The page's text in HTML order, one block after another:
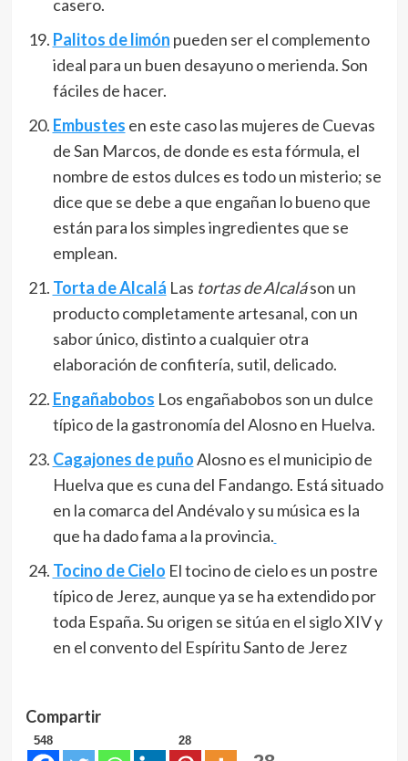
casero.
Palitos de limón pueden ser el complemento
ideal para un buen desayuno o merienda. Son
fáciles de hacer.
Embustes en este caso las mujeres de Cuevas
de San Marcos, de donde es esta fórmula, el
nombre de estos dulces es todo un misterio; se
dice que se debe a que engañan lo bueno que
están para los simples ingredientes que se
emplean.
Torta de Alcalá Las tortas de Alcaláson un
producto completamente artesanal, con un
sabor único, distinto a cualquier otra
elaboración de confitería, sutil, delicado.
Engañabobos Los engañabobos son un dulce
típico de la gastronomía del Alosno en Huelva.
Cagajones de puñoAlosno es el municipio de
Huelva que es cuna del Fandango. Está situado
en la comarca del Andévalo y su música es la
que ha dado fama a la provincia.
Tocino de Cielo El tocino de cielo es un postre
típico de Jerez, aunque ya se ha extendido por
toda España. Su origen se sitúa en el siglo XIV y
en el convento del Espíritu Santo de Jerez
Compartir
548 28